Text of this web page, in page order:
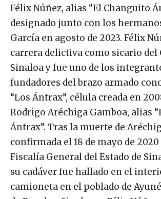
Félix Núñez, alias “El Changuito
designado junto con los
García en agosto de 2023. Félix
carrera delictiva como sicario del
Sinaloa y fue uno de los
fundadores del brazo armado
“Los Ántrax”, célula creada en
Rodrigo Aréchiga Gamboa, alias
Ántrax”. Tras la muerte de
confirmada el 18 de mayo de
Fiscalía General del Estado de
su cadáver fue hallado en el
camioneta en el poblado de